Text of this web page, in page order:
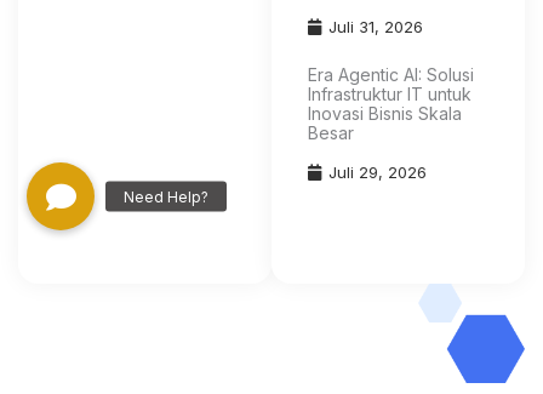
Juli 31, 2026
Era Agentic AI: Solusi
Infrastruktur IT untuk
Inovasi Bisnis Skala
Besar
Juli 29, 2026